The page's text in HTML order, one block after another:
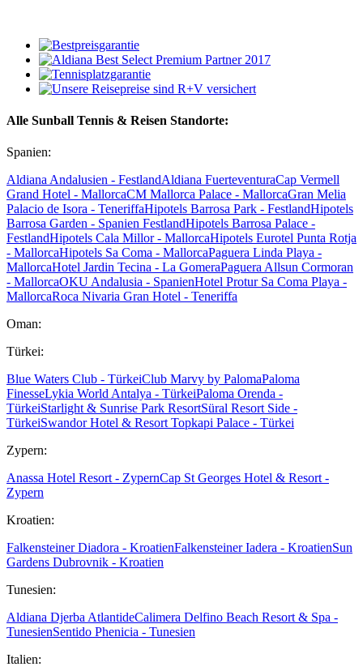
Alle Sunball Tennis & Reisen Standorte:
Spanien:
Aldiana Andalusien - FestlandAldiana FuerteventuraCap Vermell
Grand Hotel - MallorcaCM Mallorca Palace - MallorcaGran Melia
Palacio de Isora - TeneriffaHipotels Barrosa Park - FestlandHipotels
Barrosa Garden - Spanien FestlandHipotels Barrosa Palace -
FestlandHipotels Cala Millor - MallorcaHipotels Eurotel Punta Rotja
- MallorcaHipotels Sa Coma - MallorcaPaguera Linda Playa -
MallorcaHotel Jardin Tecina - La GomeraPaguera Allsun Cormoran
- MallorcaOKU Andalusia - SpanienHotel Protur Sa Coma Playa -
MallorcaRoca Nivaria Gran Hotel - Teneriffa
Oman:
Türkei:
Blue Waters Club - TürkeiClub Marvy by PalomaPaloma
FinesseLykia World Antalya - TürkeiPaloma Orenda -
TürkeiStarlight & Sunrise Park ResortSüral Resort Side -
TürkeiSwandor Hotel & Resort Topkapi Palace - Türkei
Zypern:
Anassa Hotel Resort - ZypernCap St Georges Hotel & Resort -
Zypern
Kroatien:
Falkensteiner Diadora - KroatienFalkensteiner Iadera - KroatienSun
Gardens Dubrovnik - Kroatien
Tunesien:
Aldiana Djerba AtlantideCalimera Delfino Beach Resort & Spa -
TunesienSentido Phenicia - Tunesien
Italien: